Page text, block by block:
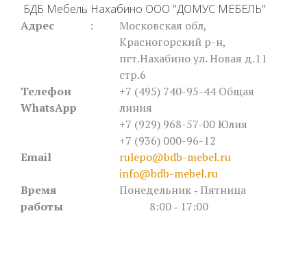
БДБ Мебель Нахабино ООО "ДОМУС МЕБЕЛЬ"
Адрес
:
Московская обл,
Красногорский р-н,
пгт.Нахабино ул. Новая д.11
стр.6
Телефон
WhatsApp
+7 (495) 740-95-44Общая
линия
+7 (929) 968-57-00 Юлия
+7 (936) 000-96-12
Email
rulepo@bdb-mebel.ru
info@bdb-mebel.ru
Время
работы
Понедельник ‐ Пятница
8:00 ‐ 17:00